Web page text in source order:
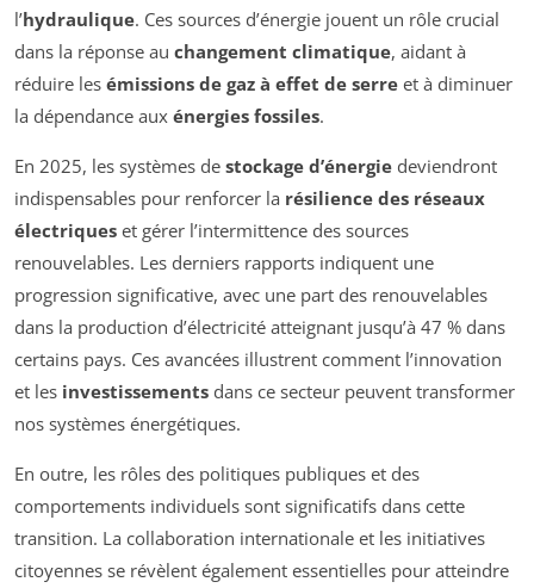
l’hydraulique. Ces sources d’énergie jouent un rôle crucial
dans la réponse au changement climatique, aidant à
réduire les émissions de gaz à effet de serre et à diminuer
la dépendance aux énergies fossiles.
En 2025, les systèmes de stockage d’énergie deviendront
indispensables pour renforcer la résilience des réseaux
électriques et gérer l’intermittence des sources
renouvelables. Les derniers rapports indiquent une
progression significative, avec une part des renouvelables
dans la production d’électricité atteignant jusqu’à 47 % dans
certains pays. Ces avancées illustrent comment l’innovation
et les investissements dans ce secteur peuvent transformer
nos systèmes énergétiques.
En outre, les rôles des politiques publiques et des
comportements individuels sont significatifs dans cette
transition. La collaboration internationale et les initiatives
citoyennes se révèlent également essentielles pour atteindre